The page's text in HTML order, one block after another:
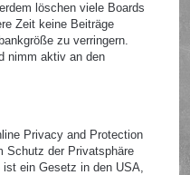
löschen viele Boards
Zeit keine Beiträge
zu verringern.
nimm aktiv an den
Privacy and Protection
Schutz der Privatsphäre
ein Gesetz in den USA,